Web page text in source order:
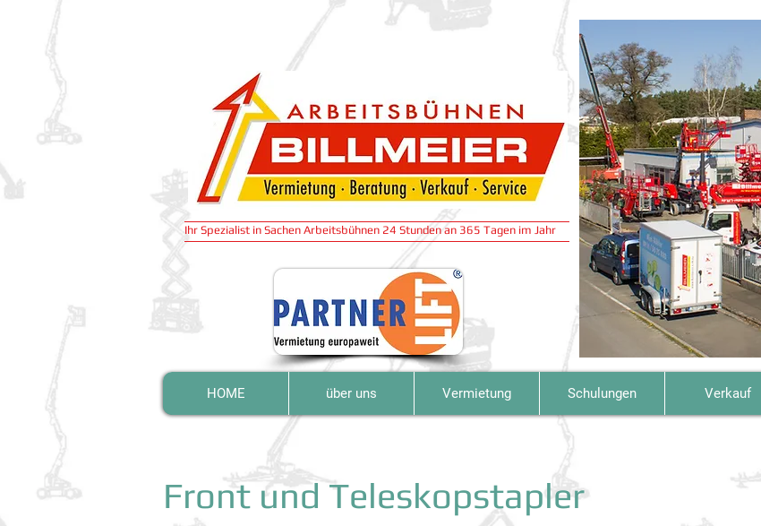
Ihr Spezialist in Sachen Arbeitsbühnen 24 Stunden an 365 Tagen im Jahr
HOME über uns Vermietung Schulungen Verkauf
Front und